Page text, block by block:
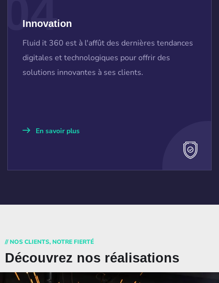
04
Innovation
Fluid it 360 est à l'affût des dernières tendances
digitales et technologiques pour offrir des
solutions innovantes à ses clients.
En savoir plus
// NOS CLIENTS, NOTRE FIERTÉ
Découvrez nos réalisations